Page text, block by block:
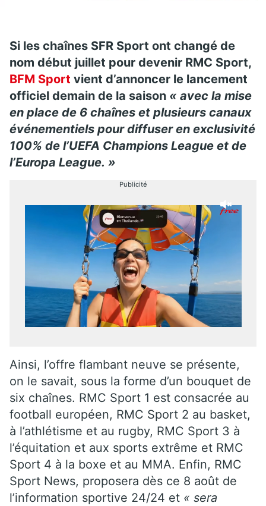
Si les chaînes SFR Sport ont changé de
nom début juillet pour devenir RMC Sport,
BFM Sport vient d’annoncer le lancement
officiel demain de la saison « avec la mise
en place de 6 chaînes et plusieurs canaux
événementiels pour diffuser en exclusivité
100% de l’UEFA Champions League et de
l’Europa League. »
Publicité
Ainsi, l’offre flambant neuve se présente,
on le savait, sous la forme d’un bouquet de
six chaînes. RMC Sport 1 est consacrée au
football européen, RMC Sport 2 au basket,
à l’athlétisme et au rugby, RMC Sport 3 à
l’équitation et aux sports extrême et RMC
Sport 4 à la boxe et au MMA. Enfin, RMC
Sport News, proposera dès ce 8 août de
l’information sportive 24/24 et « sera